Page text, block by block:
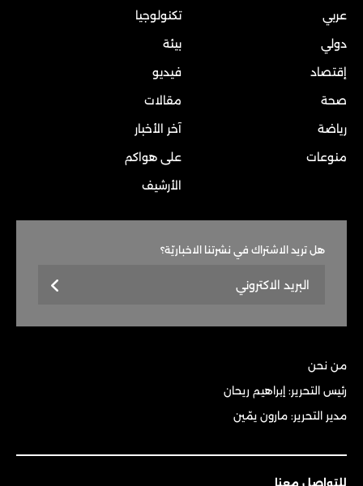
عربي
دولي
إقتصاد
صحة
رياضة
منوعات
تكنولوجيا
بيئة
فيديو
مقالات
آخر الأخبار
على هواكم
الأرشيف
هل تريد الاشتراك في نشرتنا الاخباريّة؟
من نحن
رئيس التحرير: إبراهيم ريحان
مدير التحرير: مارون يمّين
للتواصل معنا